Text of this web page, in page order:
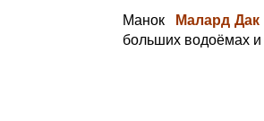
Манок
Малард
больших водоёмах и